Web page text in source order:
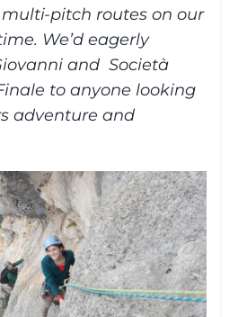
pitch routes on our
We’d eagerly
and Società
to anyone looking
adventure and